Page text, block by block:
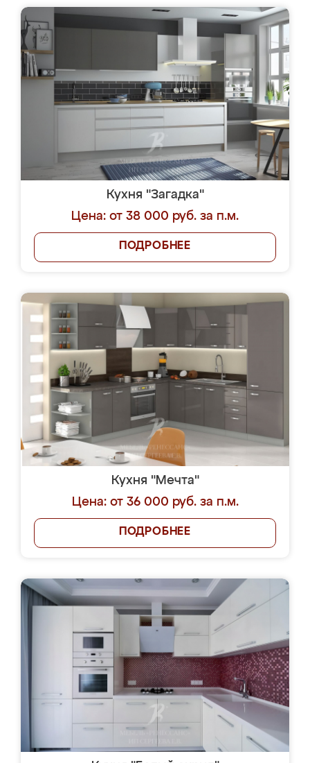
Кухня "Загадка"
Цена: от 38 000 руб. за п.м.
ПОДРОБНЕЕ
Кухня "Мечта"
Цена: от 36 000 руб. за п.м.
ПОДРОБНЕЕ